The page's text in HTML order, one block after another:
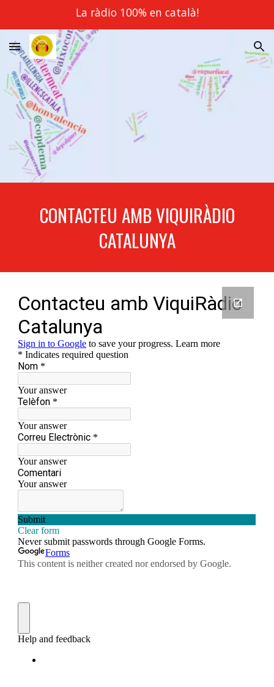
La ràdio 100% en català!
CONTACTEU AMB VIQUIRÀDIO
CATALUNYA